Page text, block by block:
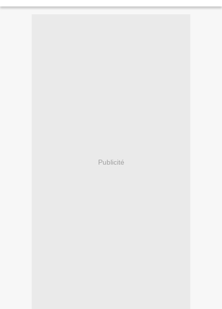
Publicité